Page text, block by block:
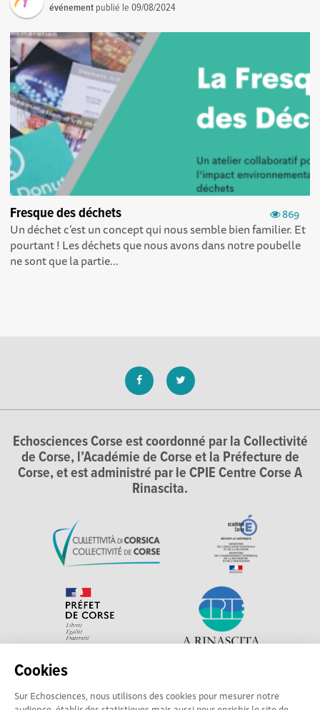
Cookies
Sur Echosciences, nous utilisons des cookies pour mesurer notre
événement publié le09/08/2024
869
Fresque des déchets
Un déchet c’est un concept qui nous semble bien familier. Et
pourtant ! Les déchets que nous avons dans notre poubelle
ne sont que la partie...
Echosciences Corse est coordonné par la Collectivité
de Corse, l’Académie de Corse et la Préfecture de
Corse, et est administré par le CPIE Centre Corse A
Rinascita.
Corse, le réseau social des acteurs de sciences et de